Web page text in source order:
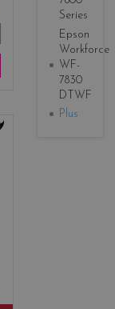
Series
Epson
Workforce
WF-
7830
DTWF
Plus